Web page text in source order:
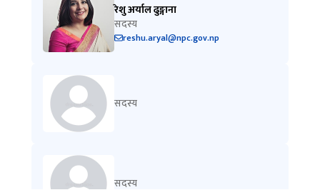
रेशु अर्याल ढुङ्गाना
सदस्य
reshu.aryal@npc.gov.np
सदस्य
सदस्य